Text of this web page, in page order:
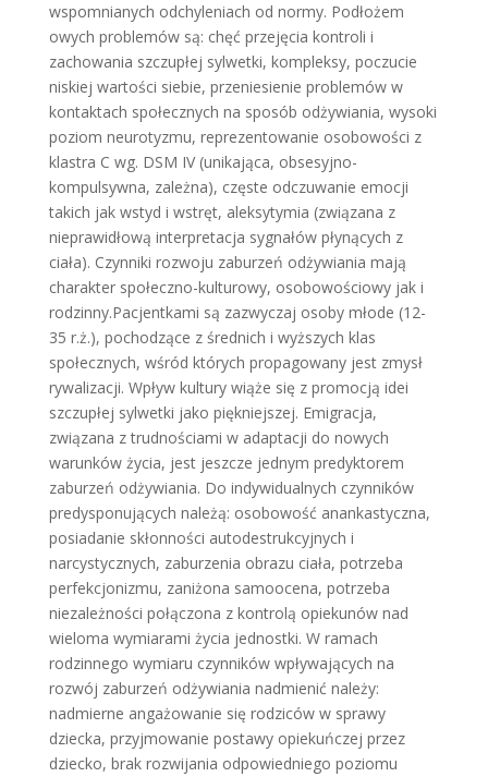
wspomnianych odchyleniach od normy. Podłożem
owych problemów są: chęć przejęcia kontroli i
zachowania szczupłej sylwetki, kompleksy, poczucie
niskiej wartości siebie, przeniesienie problemów w
kontaktach społecznych na sposób odżywiania, wysoki
poziom neurotyzmu, reprezentowanie osobowości z
klastra C wg. DSM IV (unikająca, obsesyjno-
kompulsywna, zależna), częste odczuwanie emocji
takich jak wstyd i wstręt, aleksytymia (związana z
nieprawidłową interpretacja sygnałów płynących z
ciała). Czynniki rozwoju zaburzeń odżywiania mają
charakter społeczno-kulturowy, osobowościowy jak i
rodzinny.Pacjentkami są zazwyczaj osoby młode (12-
35 r.ż.), pochodzące z średnich i wyższych klas
społecznych, wśród których propagowany jest zmysł
rywalizacji. Wpływ kultury wiąże się z promocją idei
szczupłej sylwetki jako piękniejszej. Emigracja,
związana z trudnościami w adaptacji do nowych
warunków życia, jest jeszcze jednym predyktorem
zaburzeń odżywiania. Do indywidualnych czynników
predysponujących należą: osobowość anankastyczna,
posiadanie skłonności autodestrukcyjnych i
narcystycznych, zaburzenia obrazu ciała, potrzeba
perfekcjonizmu, zaniżona samoocena, potrzeba
niezależności połączona z kontrolą opiekunów nad
wieloma wymiarami życia jednostki. W ramach
rodzinnego wymiaru czynników wpływających na
rozwój zaburzeń odżywiania nadmienić należy:
nadmierne angażowanie się rodziców w sprawy
dziecka, przyjmowanie postawy opiekuńczej przez
dziecko, brak rozwijania odpowiedniego poziomu